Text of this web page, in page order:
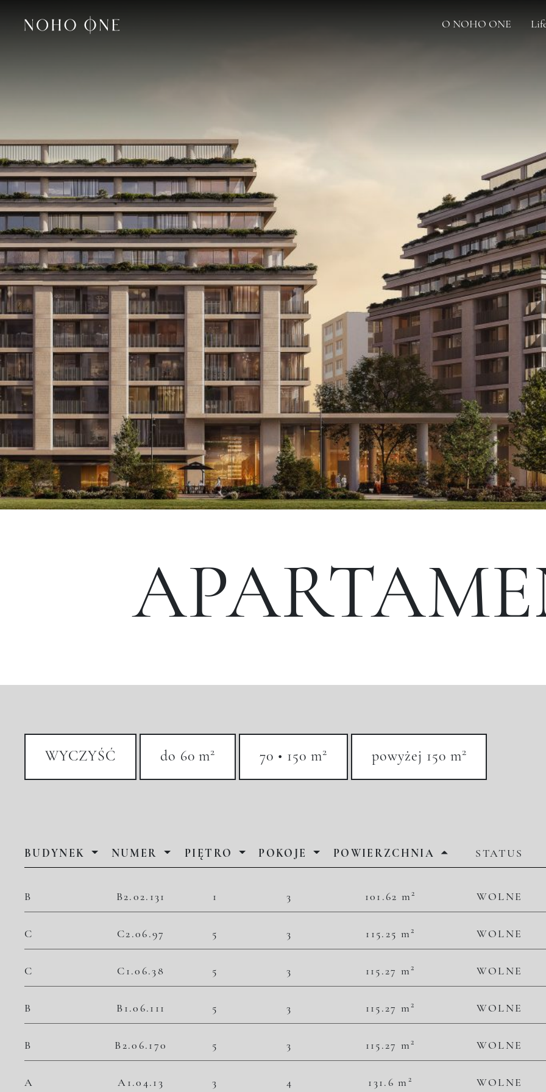
O NOHO ONE
WYCZYŚĆ do 60 m2 70 • 150 m2 powyżej 150 m2
BUDYNEK NUMER PIĘTRO POKOJE POWIERZCHNIA STATUS
B B2.02.131 1 3 101.62 m2 WOLNE
49 891,75 zł/m
5 070 000,00 zł
C C2.06.97 5 3 115.25 m 2 WOLNE
51 019,52 zł/m
5 880 000,00 zł
C C1.06.38 5 3 115.27 m2 WOLNE
51 010,67 zł/m
5 880 000,00 zł
B B1.06.111 5 3 115.27 m2 WOLNE
51 270,93 zł/m
5 910 000,00 zł
B B2.06.170 5 3 115.27 m2 WOLNE
51 270,93 zł/m
5 910 000,00 zł
A A1.04.13 3 4 131.6 m 2 WOLNE
46 884,50 zł/m